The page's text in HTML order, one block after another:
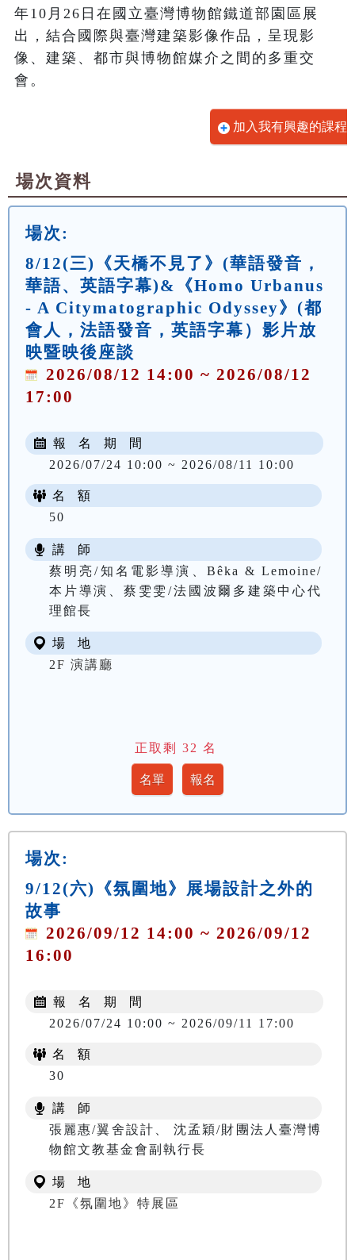
年10月26日在國立臺灣博物館鐵道部園區展
出，結合國際與臺灣建築影像作品，呈現影
像、建築、都市與博物館媒介之間的多重交
會。
加入我有興趣的課程
場次資料
場次:
8/12(三)《天橋不見了》(華語發音，
華語、英語字幕)&《Homo Urbanus
- A Citymatographic Odyssey》(都
會人，法語發音，英語字幕）影片放
映暨映後座談
2026/08/12 14:00 ~ 2026/08/12
17:00
報 名 期 間
2026/07/24 10:00 ~ 2026/08/11 10:00
名 額
50
講 師
蔡明亮/知名電影導演、Bêka & Lemoine/
本片導演、蔡雯雯/法國波爾多建築中心代
理館長
場 地
2F 演講廳
正取剩 32 名
場次:
9/12(六)《氛圍地》展場設計之外的
故事
2026/09/12 14:00 ~ 2026/09/12
16:00
報 名 期 間
2026/07/24 10:00 ~ 2026/09/11 17:00
名 額
30
講 師
張麗惠/翼舍設計、 沈孟穎/財團法人臺灣博
物館文教基金會副執行長
場 地
2F《氛圍地》特展區